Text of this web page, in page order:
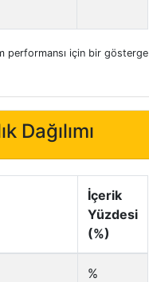
performansı için bir gösterge
Dağılımı
İçerik
Yüzdesi
(%)
%